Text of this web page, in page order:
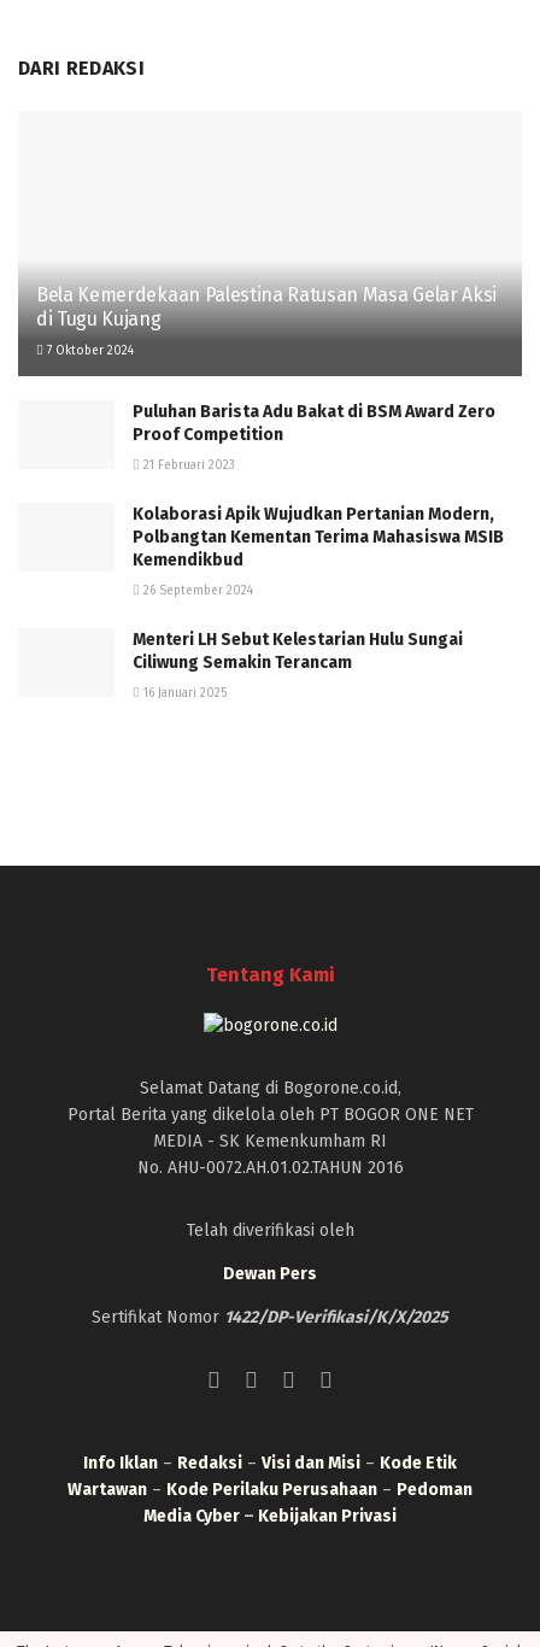
DARI REDAKSI
Bela Kemerdekaan Palestina Ratusan Masa Gelar Aksi
di Tugu Kujang
7 Oktober 2024
Puluhan Barista Adu Bakat di BSM Award Zero
Proof Competition
21 Februari 2023
Kolaborasi Apik Wujudkan Pertanian Modern,
Polbangtan Kementan Terima Mahasiswa MSIB
Kemendikbud
26 September 2024
Menteri LH Sebut Kelestarian Hulu Sungai
Ciliwung Semakin Terancam
16 Januari 2025
Tentang Kami
Selamat Datang di Bogorone.co.id,
Portal Berita yang dikelola oleh PT BOGOR ONE NET
MEDIA - SK Kemenkumham RI
No. AHU-0072.AH.01.02.TAHUN 2016
Telah diverifikasi oleh
Dewan Pers
Sertifikat Nomor 1422/DP-Verifikasi/K/X/2025
Info Iklan – Redaksi – Visi dan Misi – Kode Etik
Wartawan – Kode Perilaku Perusahaan – Pedoman
Media Cyber – Kebijakan Privasi